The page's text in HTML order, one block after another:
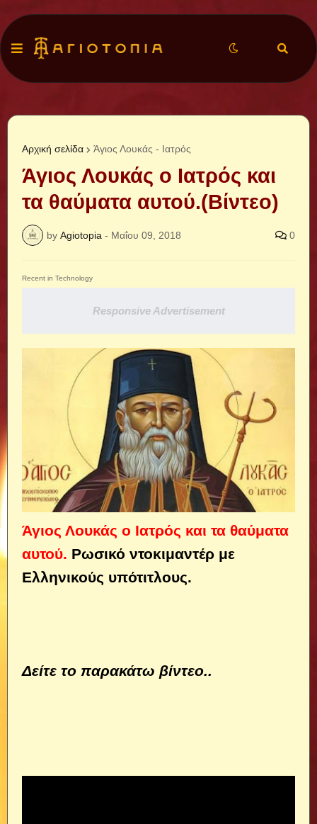
Αρχική σελίδα Άγιος Λουκάς - Ιατρός
Άγιος Λουκάς ο Ιατρός και
τα θαύματα αυτού.(Βίντεο)
by Agiotopia - Μαΐου 09, 2018 0
Recent in Technology
Responsive Advertisement
Άγιος Λουκάς ο Ιατρός και τα θαύματα
αυτού. Ρωσικό ντοκιμαντέρ με
Ελληνικούς υπότιτλους.
Δείτε το παρακάτω βίντεο..